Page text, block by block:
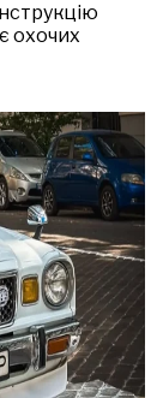
охочих